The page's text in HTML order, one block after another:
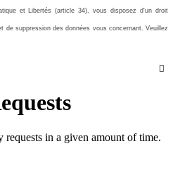
et Libertés (article 34), vous disposez d'un droit
de suppression des données vous concernant. Veuillez
